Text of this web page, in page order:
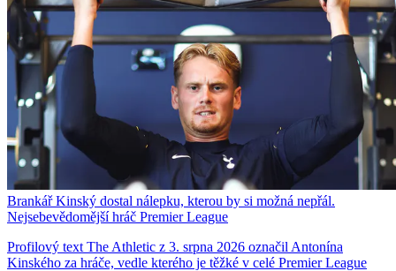
Brankář Kinský dostal nálepku, kterou by si možná nepřál.
Nejsebevědomější hráč Premier League
Profilový text The Athletic z 3. srpna 2026 označil Antonína
Kinského za hráče, vedle kterého je těžké v celé Premier League